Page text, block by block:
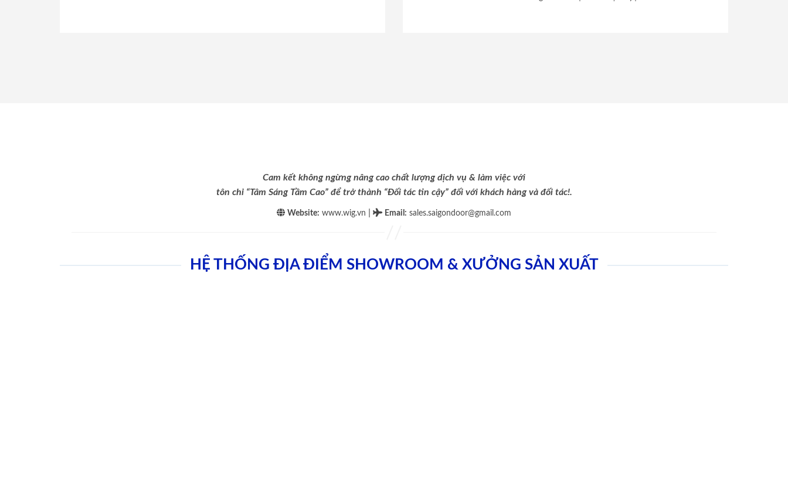
Cam kết không ngừng nâng cao chất lượng dịch vụ & làm việc với
tôn chỉ “Tâm Sáng Tầm Cao” để trở thành “Đối tác tin cậy” đối với khách hàng và đối tác!.
Website: www.wig.vn Email : sales.saigondoor@gmail.com
HỆ THỐNG ĐỊA ĐIỂM SHOWROOM & XƯỞNG SẢN XUẤT